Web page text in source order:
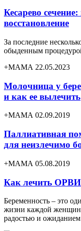
Кесарево
восстановление
За последние
обыденным
+МАМА 22.05.2023
Молочница у
и как ее вылечить
+МАМА 02.09.2019
Паллиативная
для неизлечимо
+МАМА 05.08.2019
Как лечить ОРВИ
Беременность – это
жизни каждой
радостью и